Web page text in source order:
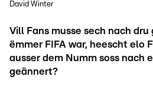
David Winter
Vill Fans musse sech nach dru
ëmmer FIFA war, heescht elo
ausser dem Numm soss nach
geännert?